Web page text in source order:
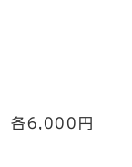
各6,000円